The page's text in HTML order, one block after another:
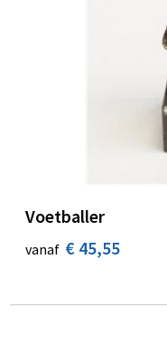
Voetballer
vanaf € 45,55